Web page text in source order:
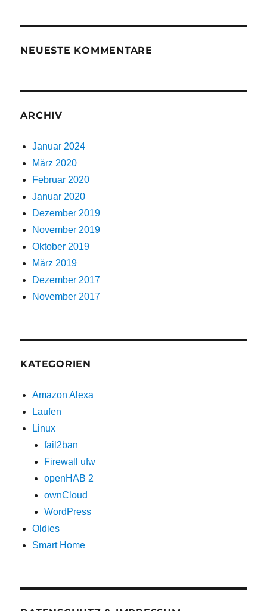
NEUESTE KOMMENTARE
ARCHIV
Januar 2024
März 2020
Februar 2020
Januar 2020
Dezember 2019
November 2019
Oktober 2019
März 2019
Dezember 2017
November 2017
KATEGORIEN
Amazon Alexa
Laufen
Linux
fail2ban
Firewall ufw
openHAB 2
ownCloud
WordPress
Oldies
Smart Home